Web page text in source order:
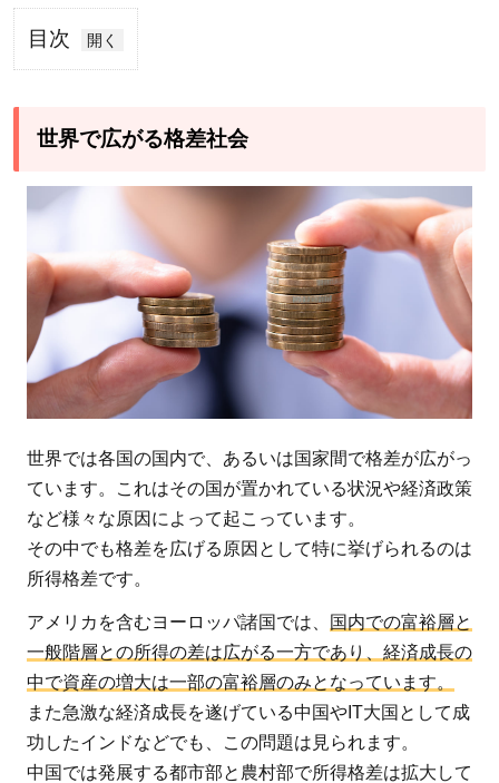
目次
1
界
広
が
格
差
社
会
本
は
格
差
社
な
の
か
2.1
日本
世界で広がる格差社会
世界では各国の国内で、あるいは国家間で格差が広がっ
ています。これはその国が置かれている状況や経済政策
など様々な原因によって起こっています。
その中でも格差を広げる原因として特に挙げられるのは
所得格差です。
アメリカを含むヨーロッパ諸国では、
国内での富裕層と
一般階層との所得の差は広がる一方であり、経済成長の
中で資産の増大は一部の富裕層のみとなっています。
また急激な経済成長を遂げている中国やIT大国として成
功したインドなどでも、この問題は見られます。
中国では発展する都市部と農村部で所得格差は拡大して